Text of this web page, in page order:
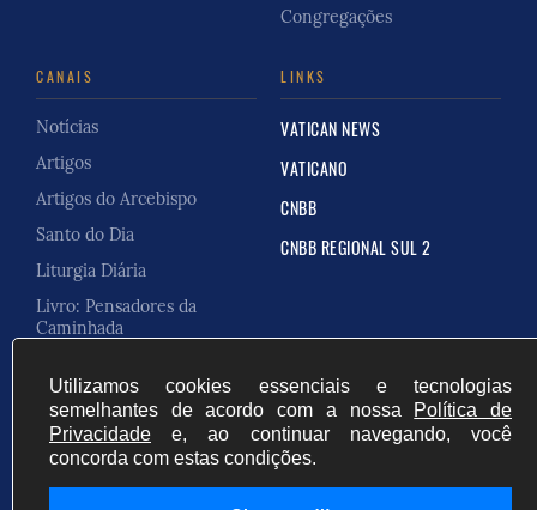
Congregações
CANAIS
Notícias
Artigos
Artigos do Arcebispo
Santo do Dia
Liturgia Diária
Livro: Pensadores da
Caminhada
LINKS
VATICAN NEWS
VATICANO
CNBB
CNBB REGIONAL SUL 2
Utilizamos cookies essenciais e tecnologias
semelhantes de acordo com a nossa
Política de
Privacidade e, ao continuar navegando, você
concorda com estas condições.